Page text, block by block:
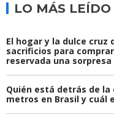
LO MÁS LEÍDO
El hogar y la dulce cruz
sacrificios para
reservada una sorpresa
Quién está detrás de
metros en Brasil y cuál